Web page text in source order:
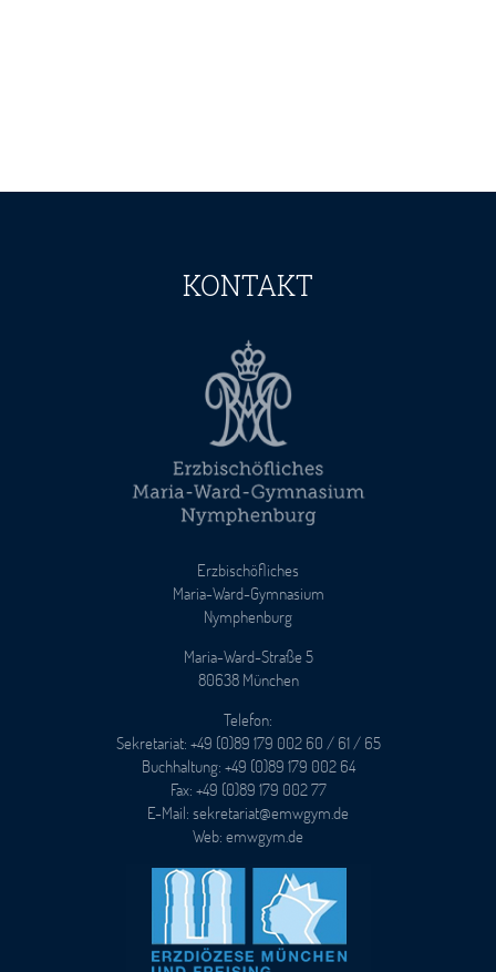
KONTAKT
Erzbischöfliches
Maria-Ward-Gymnasium
Nymphenburg
Maria-Ward-Straße 5
80638 München
Telefon:
Sekretariat: +49 (0)89 179 002 60 / 61 / 65
Buchhaltung: +49 (0)89 179 002 64
Fax: +49 (0)89 179 002 77
E-Mail: sekretariat@emwgym.de
Web: emwgym.de